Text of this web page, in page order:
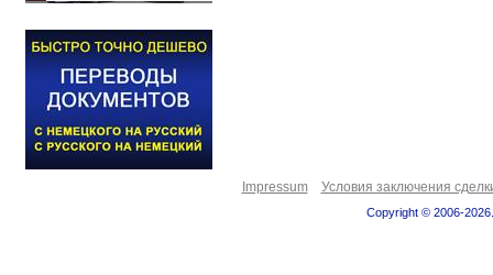
Impressum Условия заключения
Copyright © 2006-